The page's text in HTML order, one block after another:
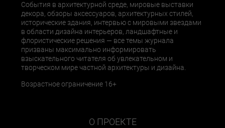
События в архитектурной среде, мировые выставки
декора, обзоры аксессуаров, архитектурных стилей,
исторические здания, интервью с мировыми звездами
в области дизайна интерьеров, ландшафтные и
флористические решения — все темы журнала
призваны максимально информировать
взыскательного читателя об увлекательном и
творческом мире частной архитектуры и дизайна.
Возрастное ограничение 16+
О ПРОЕКТЕ